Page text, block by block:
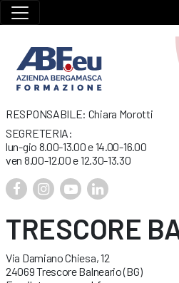
RESPONSABILE: Chiara Morotti
SEGRETERIA:
lun-gio 8.00-13.00 e 14.00-16.00
ven 8.00-12.00 e 12.30-13.30
TRESCORE
Via Damiano Chiesa, 12
24069 Trescore Balneario (BG)